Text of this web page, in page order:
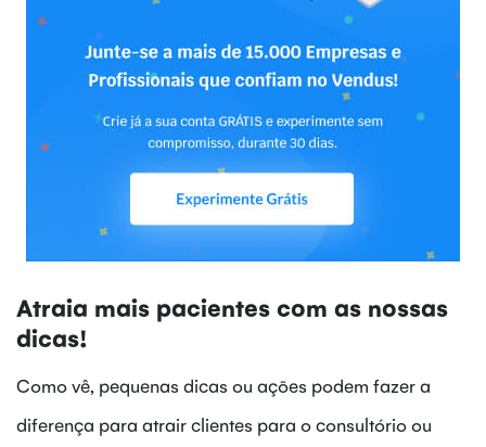
Atraia mais pacientes com as nossas
dicas!
Como vê, pequenas dicas ou ações podem fazer a
diferença para atrair clientes para o consultório ou